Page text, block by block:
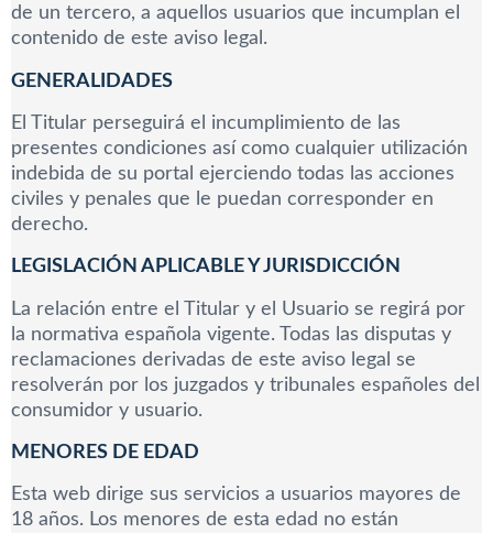
de un tercero, a aquellos usuarios que incumplan el
contenido de este aviso legal.
GENERALIDADES
El Titular perseguirá el incumplimiento de las
presentes condiciones así como cualquier utilización
indebida de su portal ejerciendo todas las acciones
civiles y penales que le puedan corresponder en
derecho.
LEGISLACIÓN APLICABLE Y JURISDICCIÓN
La relación entre el Titular y el Usuario se regirá por
la normativa española vigente. Todas las disputas y
reclamaciones derivadas de este aviso legal se
resolverán por los juzgados y tribunales españoles del
consumidor y usuario.
MENORES DE EDAD
Esta web dirige sus servicios a usuarios mayores de
18 años. Los menores de esta edad no están